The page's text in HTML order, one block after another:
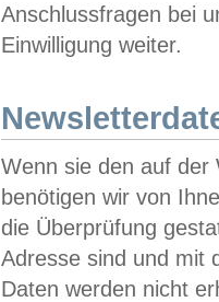
Anschlussfragen bei
Einwilligung weiter.
Wenn sie den auf der
benötigen wir von
die Überprüfung
Adresse sind und mit
Daten werden nicht